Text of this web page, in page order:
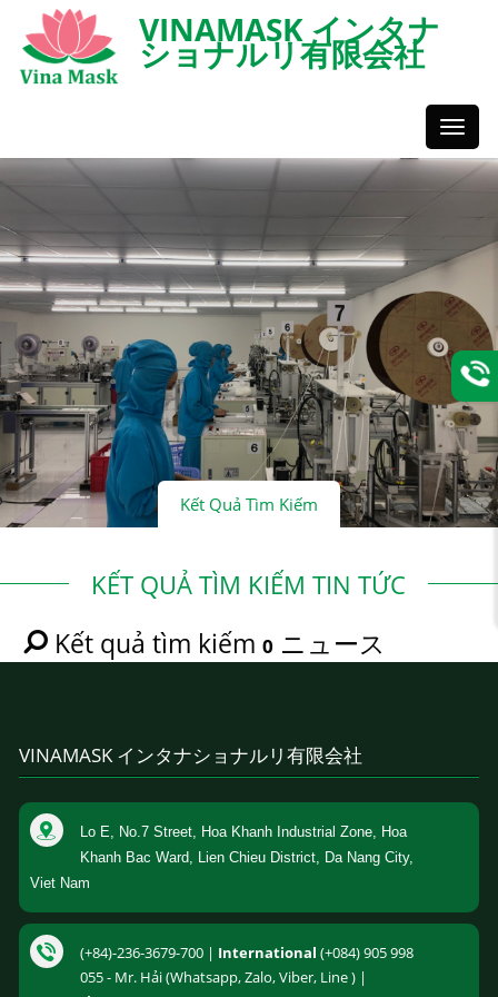
VINAMASK インタナ
ショナルリ有限会社
Styles
Kết Quả Tìm Kiếm
KẾT QUẢ TÌM KIẾM TIN TỨC
Kết quả tìm kiếm 0 ニュース
VINAMASK インタナショナルリ有限会社
Lo E, No.7 Street, Hoa Khanh Industrial Zone, Hoa
Khanh Bac Ward, Lien Chieu District, Da Nang City,
Viet Nam
(+84)-236-3679-700 | International (+084) 905 998
055 - Mr. Hải (Whatsapp, Zalo, Viber, Line ) |